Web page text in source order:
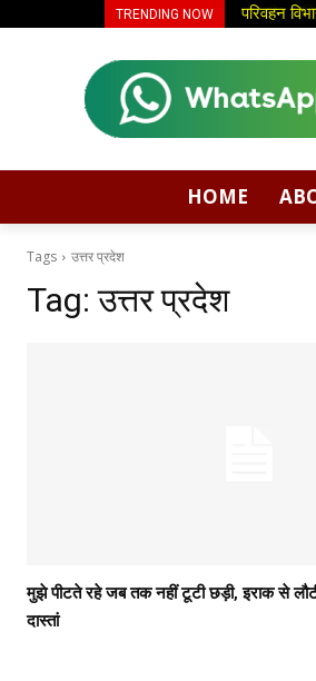
TRENDING NOW परिवहन
धीर
HOME
Tags उत्तर प्रदेश
Tag:उत्तर प्रदेश
मुझे पीटते रहे जब तक नहीं टूटी छड़ी, इराक से
दास्तां